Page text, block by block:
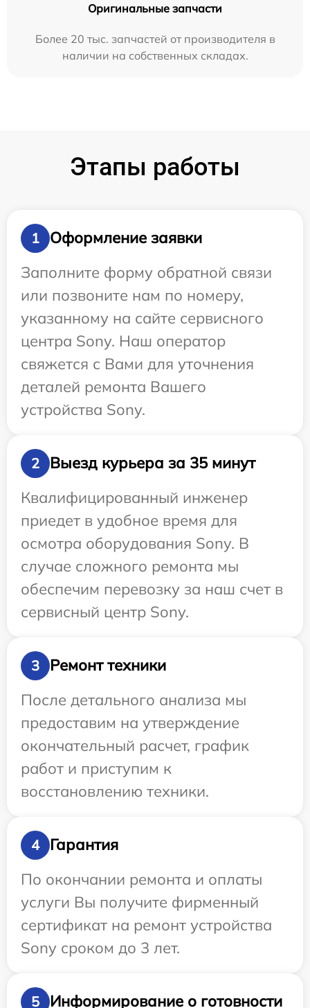
Оригинальные запчасти
Более 20 тыс. запчастей от производителя в
наличии на собственных складах.
Этапы работы
1
Оформление заявки
Заполните форму обратной связи
или позвоните нам по номеру,
указанному на сайте сервисного
центра Sony. Наш оператор
свяжется с Вами для уточнения
деталей ремонта Вашего
устройства Sony.
2
Выезд курьера за 35 минут
Квалифицированный инженер
приедет в удобное время для
осмотра оборудования Sony. В
случае сложного ремонта мы
обеспечим перевозку за наш счет в
сервисный центр Sony.
3
Ремонт техники
После детального анализа мы
предоставим на утверждение
окончательный расчет, график
работ и приступим к
восстановлению техники.
4
Гарантия
По окончании ремонта и оплаты
услуги Вы получите фирменный
сертификат на ремонт устройства
Sony сроком до 3 лет.
5 Информирование о готовности